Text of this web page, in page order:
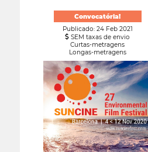
Convocatória!
Publicado: 24 Feb 2021
SEM taxas de envio
Curtas-metragens
Longas-metragens